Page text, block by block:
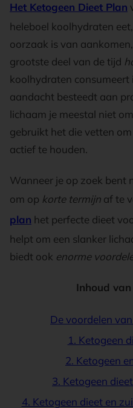
Het Ketogeen Dieet Plan
heleboel koolhydraten
oorzaak is van
grootste deel van de tijd
koolhydraten consumeert
aandacht besteedt aan
lichaam je meestal niet
gebruikt het die vetten
actief te houden.
Wanneer je op zoek bent
om op korte termijn af te
plan het perfecte dieet
helpt om een slanker
biedt ook enorme
Inhoud
De voordelen
1. Ketogeen
2. Ketogeen
3. Ketogeen
4. Ketogeen dieet en